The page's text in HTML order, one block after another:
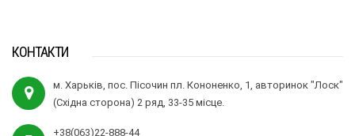
КОНТАКТИ
м. Харьків, пос. Пісочин пл. Кононенко, 1, авторинок "Лоск"
(Східна сторона) 2 ряд, 33-35 місце.
+38(063)22-888-44